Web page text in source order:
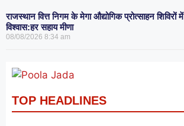
राजस्थान वित्त निगम के मेगा औद्योगिक प्रोत्साहन शिविरों
विश्वास:हर सहाय मीणा
08/08/2026 8:34 am
TOP HEADLINES